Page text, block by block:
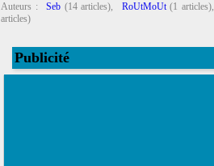
Auteurs : Seb (14 articles), RoUtMoUt(1 articles),
articles)
Publicité